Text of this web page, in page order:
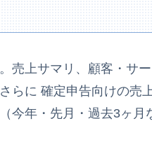
売上サマリ、顧客・サ
らに 確定申告向けの売
今年・先月・過去3ヶ月